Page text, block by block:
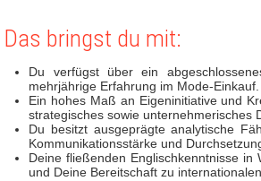
Das bringst du mit:
Du verfügst über ein
mehrjährige Erfahrung im Mode-Einkauf.
Ein hohes Maß an Eigeninitiative und
strategisches sowie unternehmerisches
Du besitzt ausgeprägte analytische
Kommunikationsstärke und
Deine fließenden Englischkenntnisse
und Deine Bereitschaft zu